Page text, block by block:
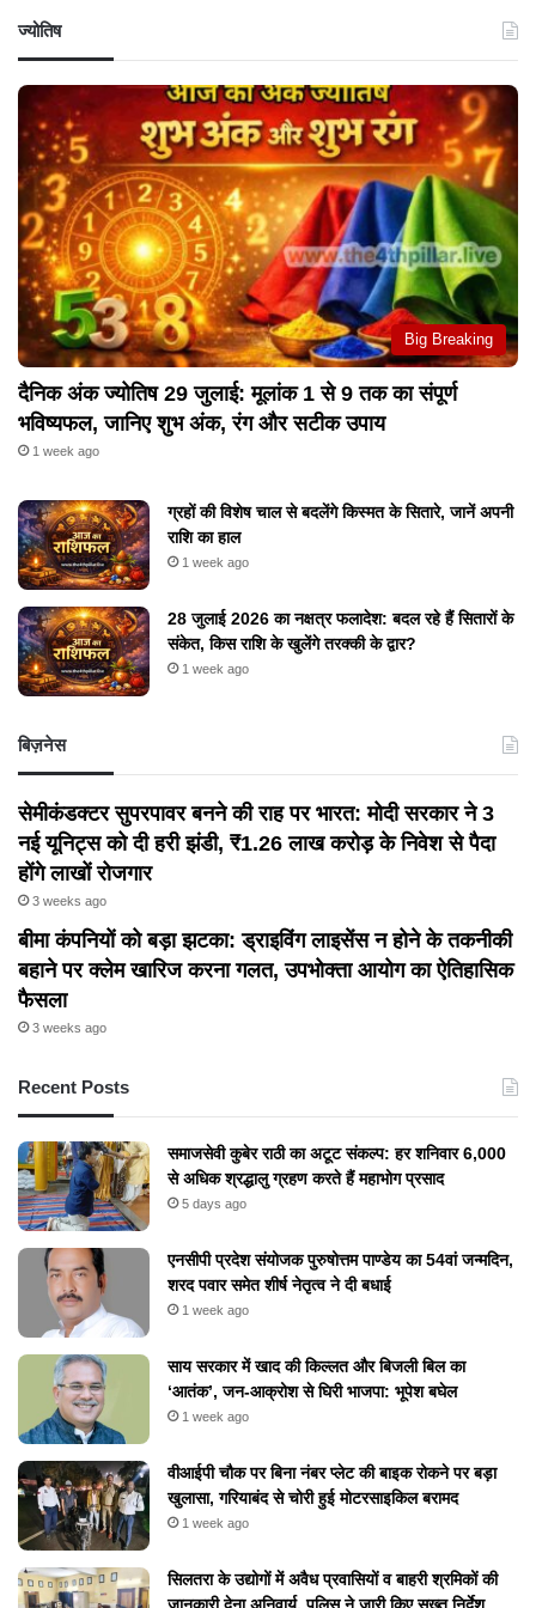
ज्योतिष
Big Breaking
दैनिक अंक ज्योतिष 29 जुलाई: मूलांक 1 से 9 तक का संपूर्ण
भविष्यफल, जानिए शुभ अंक, रंग और सटीक उपाय
1 week ago
ग्रहों की विशेष चाल से बदलेंगे किस्मत के सितारे, जानें अपनी
राशि का हाल
1 week ago
28 जुलाई 2026 का नक्षत्र फलादेश: बदल रहे हैं सितारों के
संकेत, किस राशि के खुलेंगे तरक्की के द्वार?
1 week ago
बिज़नेस
सेमीकंडक्टर सुपरपावर बनने की राह पर भारत: मोदी सरकार ने 3
नई यूनिट्स को दी हरी झंडी, ₹1.26 लाख करोड़ के निवेश से पैदा
होंगे लाखों रोजगार
3 weeks ago
बीमा कंपनियों को बड़ा झटका: ड्राइविंग लाइसेंस न होने के तकनीकी
बहाने पर क्लेम खारिज करना गलत, उपभोक्ता आयोग का ऐतिहासिक
फैसला
3 weeks ago
Recent Posts
समाजसेवी कुबेर राठी का अटूट संकल्प: हर शनिवार 6,000
से अधिक श्रद्धालु ग्रहण करते हैं महाभोग प्रसाद
5 days ago
एनसीपी प्रदेश संयोजक पुरुषोत्तम पाण्डेय का 54वां जन्मदिन,
शरद पवार समेत शीर्ष नेतृत्व ने दी बधाई
1 week ago
​साय सरकार में खाद की किल्लत और बिजली बिल का
‘आतंक’, जन-आक्रोश से घिरी भाजपा: भूपेश बघेल
1 week ago
वीआईपी चौक पर बिना नंबर प्लेट की बाइक रोकने पर बड़ा
खुलासा, गरियाबंद से चोरी हुई मोटरसाइकिल बरामद
1 week ago
सिलतरा के उद्योगों में अवैध प्रवासियों व बाहरी श्रमिकों की